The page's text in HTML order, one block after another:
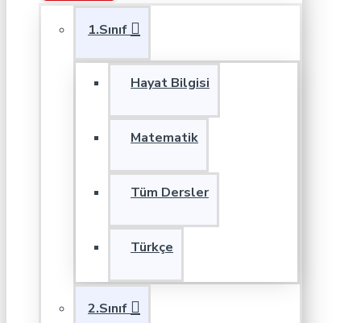
1.Sınıf
Hayat Bilgisi
Matematik
Tüm Dersler
Türkçe
2.Sınıf